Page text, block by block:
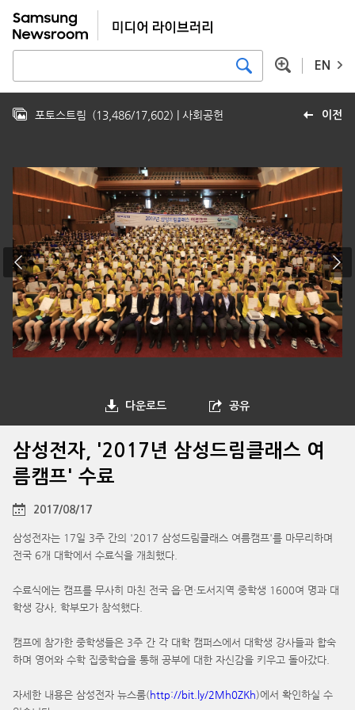
EN
이전
포토스트림 (13,486/17,602) | 사회공헌
다운로드 공유
삼성전자, '2017년 삼성드림클래스 여
름캠프' 수료
2017/08/17
삼성전자는 17일 3주 간의 '2017 삼성드림클래스 여름캠프'를 마무리하며
전국 6개 대학에서 수료식을 개최했다.
수료식에는 캠프를 무사히 마친 전국 읍·면·도서지역 중학생 1600여 명과 대
학생 강사, 학부모가 참석했다.
캠프에 참가한 중학생들은 3주 간 각 대학 캠퍼스에서 대학생 강사들과 합숙
하며 영어와 수학 집중학습을 통해 공부에 대한 자신감을 키우고 돌아갔다.
자세한 내용은 삼성전자 뉴스룸(http://bit.ly/2Mh0ZKh)에서 확인하실 수